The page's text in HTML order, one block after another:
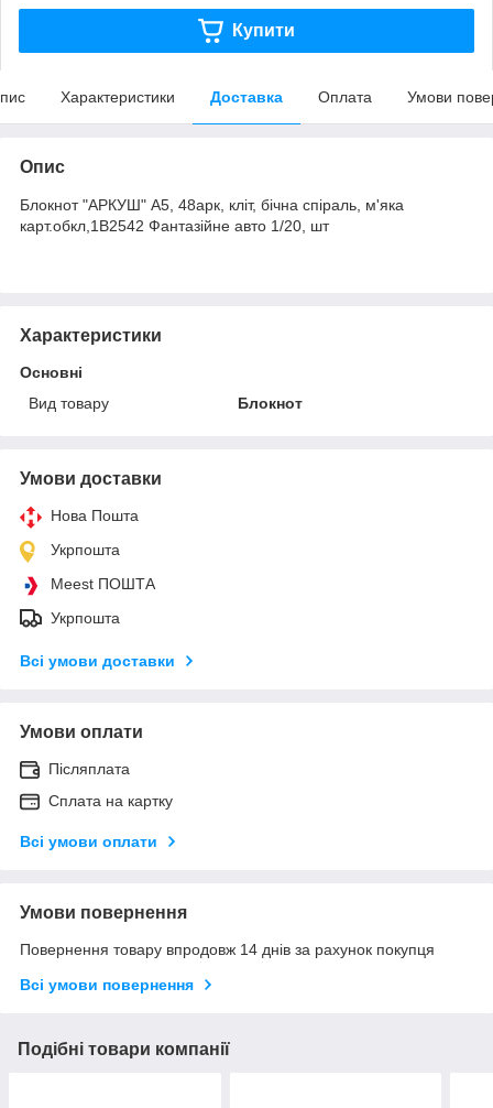
Купити
Характеристики Доставка Оплата Умови
Опис
Блокнот "АРКУШ" А5, 48арк, кліт, бічна спіраль, м'яка
карт.обкл,1В2542 Фантазійне авто 1/20, шт
Характеристики
Основні
Вид товару
Блокнот
Умови доставки
Нова Пошта
Укрпошта
Meest ПОШТА
Укрпошта
Всі умови доставки
Умови оплати
Післяплата
Сплата на картку
Всі умови оплати
Умови повернення
Повернення товару впродовж 14 днів за рахунок покупця
Всі умови повернення
Подібні товари компанії